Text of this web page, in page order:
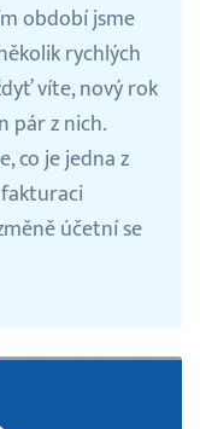
období jsme
rychlých
víte, nový rok
pár z nich.
co je jedna z
účetní se